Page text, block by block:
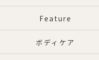
Feature
ボディケア